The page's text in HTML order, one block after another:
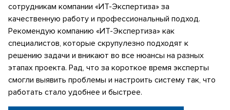
сотрудникам компании «ИТ-Экспертиза» за
качественную работу и профессиональный подход.
Рекомендую компанию «ИТ-Экспертиза» как
специалистов, которые скрупулезно подходят к
решению задачи и вникают во все нюансы на разных
этапах проекта. Рад, что за короткое время эксперты
смогли выявить проблемы и настроить систему так, что
работать стало удобнее и быстрее.